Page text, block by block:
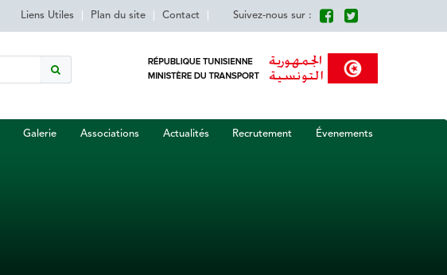
Suivez-nous sur :
Liens Utiles Plan du site Contact
Galerie Associations Actualités Recrutement Évenements